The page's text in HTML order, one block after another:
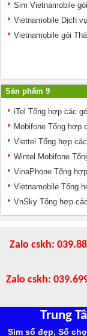
Sim Vietnamobile
Vietnamobile Dịch
Vietnamobile gói
Sản phẩm 9
iTel Tổng hợp các
Mobifone Tổng hợp
Viettel Tổng hợp
Wintel Mobifone
VinaPhone Tổng
Vietnamobile Tổng
VnSky Tổng hợp
Zalo cskh:
Zalo cskh:
Trung
Sim số đẹp, Số